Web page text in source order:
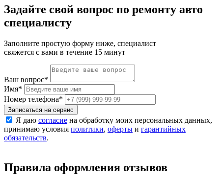
Задайте свой вопрос по ремонту авто
специалисту
Заполните простую форму ниже, специалист
свяжется с вами в течение 15 минут
Ваш вопрос*
Имя*
Номер телефона*
Записаться на сервис
Я даю согласие на обработку моих персональных данных,
принимаю условия политики, оферты и гарантийных
обязательств.
Правила оформления отзывов